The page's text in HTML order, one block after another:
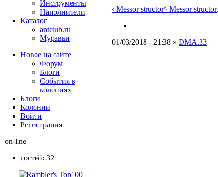
‹ Messor structor^ Messor structor
01/03/2018 - 21:38 » DMA.33
Инструменты
Наполнители
Каталог
antclub.ru
Муравьи
Новое на сайте
Форум
Блоги
События в
колониях
Блоги
Колонии
Войти
Peгиcтpaция
on-line
гостей: 32